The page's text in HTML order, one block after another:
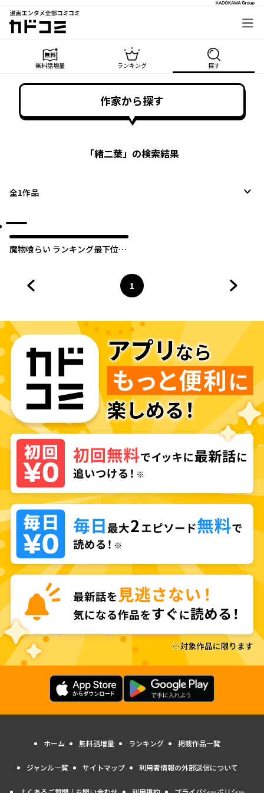
漫画エンタメ全部コミコミ
カドコミ
無料話増量 ランキング 探す
作家から探す
「緒二葉」の検索結果
全1作品
魔物喰らい ランキング最下位の
ページ
1
へ
ホーム 無料話増量 ランキング 掲載作品一覧
ジャンル一覧 サイトマップ 利用者情報の外部送信について